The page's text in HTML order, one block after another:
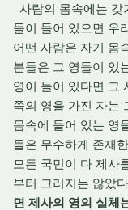
사람의 몸속에는 갖
들이 들어 있으면 우
어떤 사람은 자기 몸
분들은 그 영들이 있
영이 들어 있다면 그
쪽의 영을 가진 자는
몸속에 들어 있는 영
들은 무수하게 존재
모든 국민이 다 제사
부터 그러지는 않았
면 제사의 영의 실체